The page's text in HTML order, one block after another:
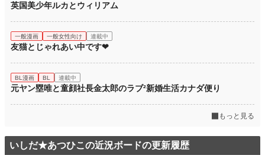
英国美少年ルカとウィリアム
一般漫画 一般女性向け 連載中
友猫とじゃれあい中です❤
BL漫画 BL 連載中
元ヤン塁唯と童顔社長金太郎のラブ²新婚生活カナダ便り
もっと見る
いしだ★あつひこの近況ボードの更新履歴